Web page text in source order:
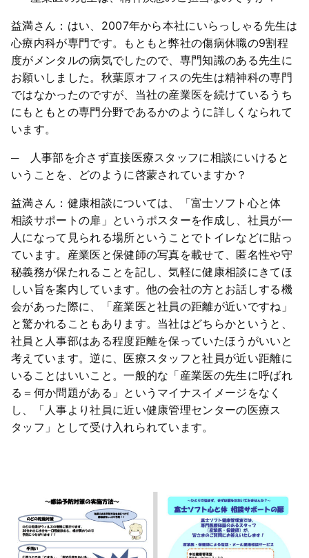
益満さん：はい、2007年から本社にいらっしゃる先生は
心療内科が専門です。もともと弊社の傷病休職の9割程
度がメンタルの病気でしたので、専門知識のある先生に
お願いしました。秋葉原オフィスの先生は精神科の専門
ではなかったのですが、当社の産業医を続けているうち
にもともとの専門分野であるかのように詳しくなられて
います。
─ 人事部を介さず直接医療スタッフに相談にいけると
いうことを、どのように啓蒙されていますか？
益満さん：健康相談については、「富士ソフト心と体
相談サポートの扉」というポスターを作成し、社員が一
人になって見られる場所ということでトイレなどに貼っ
ています。産業医と保健師の写真を載せて、匿名性や守
秘義務が保たれることを記し、気軽に健康相談にきてほ
しい旨を案内しています。他の会社の方とお話しする機
会があった際に、「産業医と社員の距離が近いですね」
と驚かれることもあります。当社はどちらかというと、
社員と人事部はある程度距離を保っていたほうがいいと
考えています。逆に、医療スタッフと社員が近い距離に
いることはいいこと。一般的な「産業医の先生に呼ばれ
る＝何か問題がある」というマイナスイメージをなく
し、「人事より社員に近い健康管理センターの医療ス
タッフ」として受け入れられています。